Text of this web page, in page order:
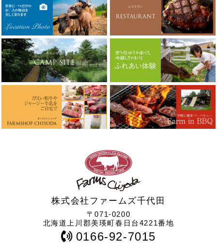
株式会社ファームズ千代田
〒071-0200
北海道上川郡美瑛町春日台4221番地
0166-92-7015